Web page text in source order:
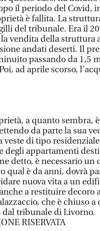
il periodo del Covid,
è fallita. La
del tribunale. Era il
vendita della struttura
andati deserti. Il
passando da 1,5
ad aprile scorso,
a quanto sembra,
da parte la sua
di tipo
degli appartamenti
detto, è necessario un
qual è da anni, dovrà
nuova vita a un
a restituire decoro
che è chiuso
dal tribunale di Livorno.
RISERVATA